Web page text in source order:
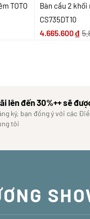
TOTO
Bàn cầu 2 khối
CS735DT10
4.665.600₫
lên đến 30%++ sẽ
ký, bạn đồng ý với các
tôi